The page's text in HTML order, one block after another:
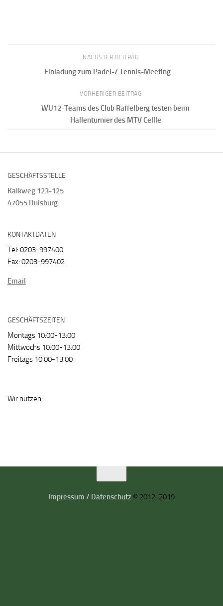
NÄCHSTER BEITRAG
Einladung zum Padel-/ Tennis-Meeting
VORHERIGER BEITRAG
WU12-Teams des Club Raffelberg testen beim
Hallenturnier des MTV Cellle
GESCHÄFTSSTELLE
Kalkweg 123-125
47055 Duisburg
KONTAKTDATEN
Tel: 0203-997400
Fax: 0203-997402
Email
GESCHÄFTSZEITEN
Montags 10:00-13:00
Mittwochs 10:00-13:00
Freitags 10:00-13:00
Wir nutzen:
Impressum / Datenschutz © 2012-2019